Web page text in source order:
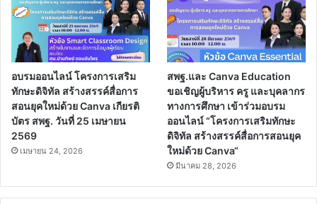
อบรมออนไลน์ โครงการเสริม
ทักษะดิจิทัล สร้างสรรค์สื่อการ
สอนยุคใหม่ด้วย Canva เกียรติ
บัตร สพฐ. วันที่ 25 เมษายน
2569
เมษายน 24, 2026
สพฐ.และ Canva Education
ขอเชิญผู้บริหาร ครู และบุคลากร
ทางการศึกษา เข้าร่วมอบรม
ออนไลน์ “โครงการเสริมทักษะ
ดิจิทัล สร้างสรรค์สื่อการสอนยุค
ใหม่ด้วย Canva“
มีนาคม 28, 2026